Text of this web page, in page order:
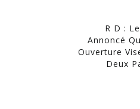
R D :
Annoncé
Ouverture
Deux